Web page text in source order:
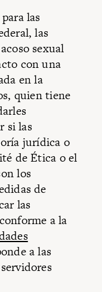
las
las
sexual
con una
en la
quien tiene
si las
jurídica o
de Ética o el
los
de
las
a la
a las